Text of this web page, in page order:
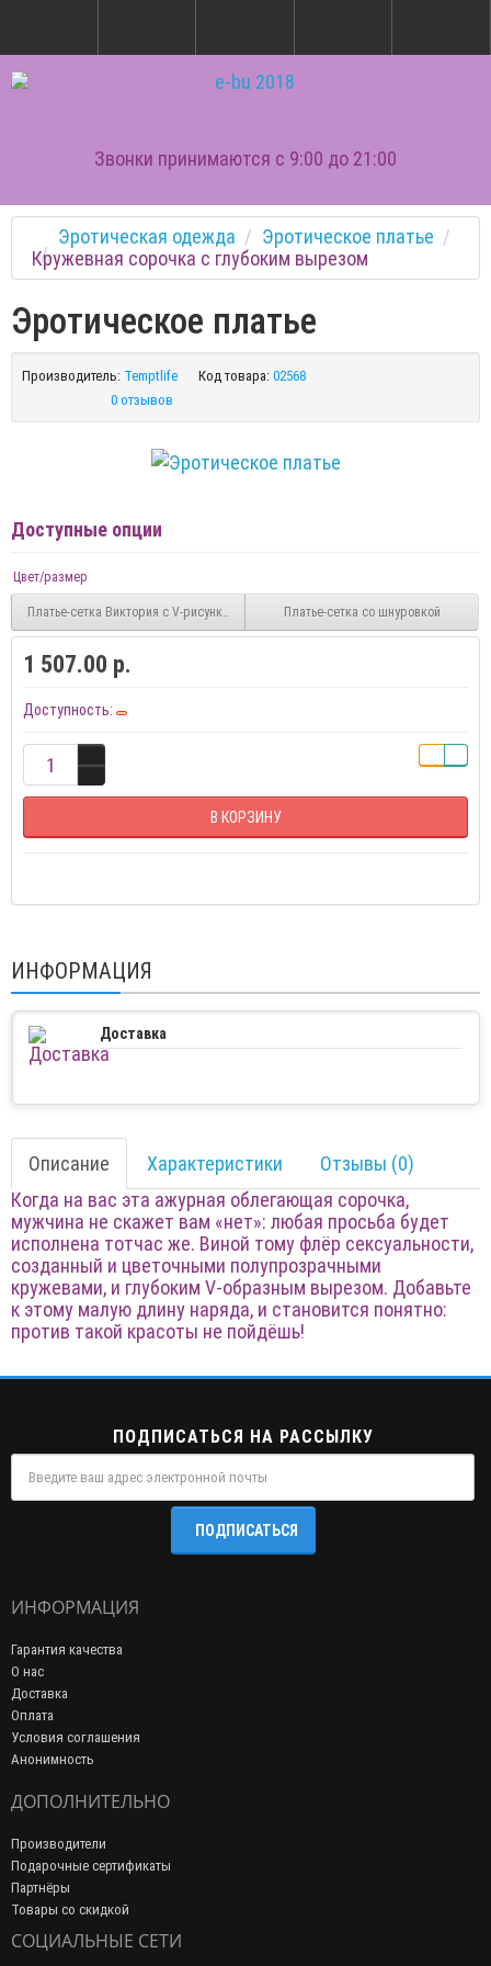
Звонки принимаются с 9:00 до 21:00
Эротическая одежда
Эротическое платье
Кружевная сорочка с глубоким вырезом
Эротическое платье
Производитель: Temptlife Код товара: 02568
0 отзывов
Доступные опции
Цвет/размер
Платье-сетка Виктория с V-рисунком на обеих сторонахПлатье-сетка со шнуровкой
1 507.00 р.
Доступность:
В КОРЗИНУ
ИНФОРМАЦИЯ
Доставка
Описание Характеристики
Отзывы (0)
Когда на вас эта ажурная облегающая сорочка,
мужчина не скажет вам «нет»: любая просьба будет
исполнена тотчас же. Виной тому флёр сексуальности,
созданный и цветочными полупрозрачными
кружевами, и глубоким V-образным вырезом. Добавьте
к этому малую длину наряда, и становится понятно:
против такой красоты не пойдёшь!
ПОДПИСАТЬСЯ НА РАССЫЛКУ
ПОДПИСАТЬСЯ
ИНФОРМАЦИЯ
Гарантия качества
О нас
Доставка
Оплата
Условия соглашения
Анонимность
ДОПОЛНИТЕЛЬНО
Производители
Подарочные сертификаты
Партнёры
Товары со скидкой
СОЦИАЛЬНЫЕ СЕТИ